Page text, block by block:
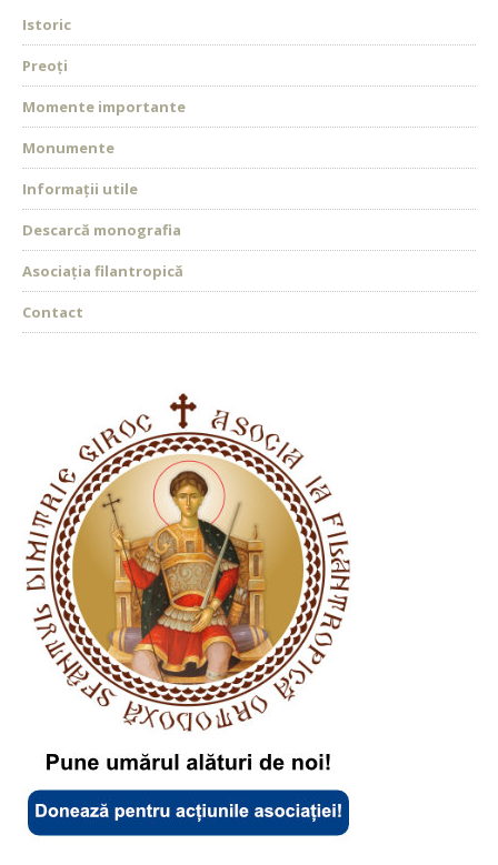
Istoric
Preoți
Momente importante
Monumente
Informații utile
Descarcă monografia
Asociația filantropică
Contact